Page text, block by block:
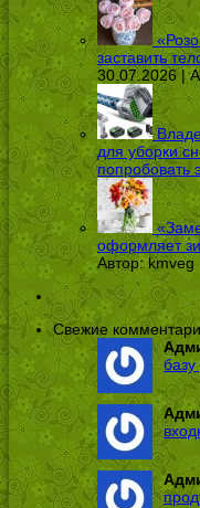
заставить
30.07.2026 |
для уборки
попробовать
оформляет
Автор:kmveg
Свежие
базу